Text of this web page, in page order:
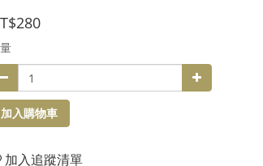
加入購物車
加入追蹤清單